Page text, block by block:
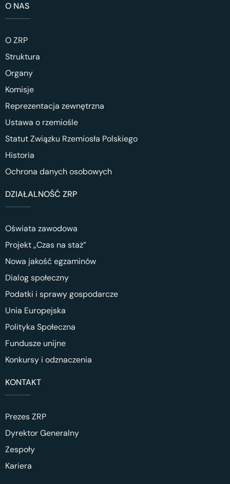
O NAS
O ZRP
Struktura
Organy
Komisje
Reprezentacja zewnętrzna
Ustawa o rzemiośle
Statut Związku Rzemiosła Polskiego
Historia
Ochrona danych osobowych
DZIAŁALNOŚĆ ZRP
Oświata zawodowa
Projekt „Czas na staż”
Nowa jakość egzaminów
Dialog społeczny
Podatki i sprawy gospodarcze
Unia Europejska
Polityka Społeczna
Fundusze unijne
Konkursy i odznaczenia
KONTAKT
Prezes ZRP
Dyrektor Generalny
Zespoły
Kariera